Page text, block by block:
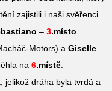
zajistili i naši svěřenci
– 3.místo
Motors) a Giselle
na 6.místě
jelikož dráha byla tvrdá a